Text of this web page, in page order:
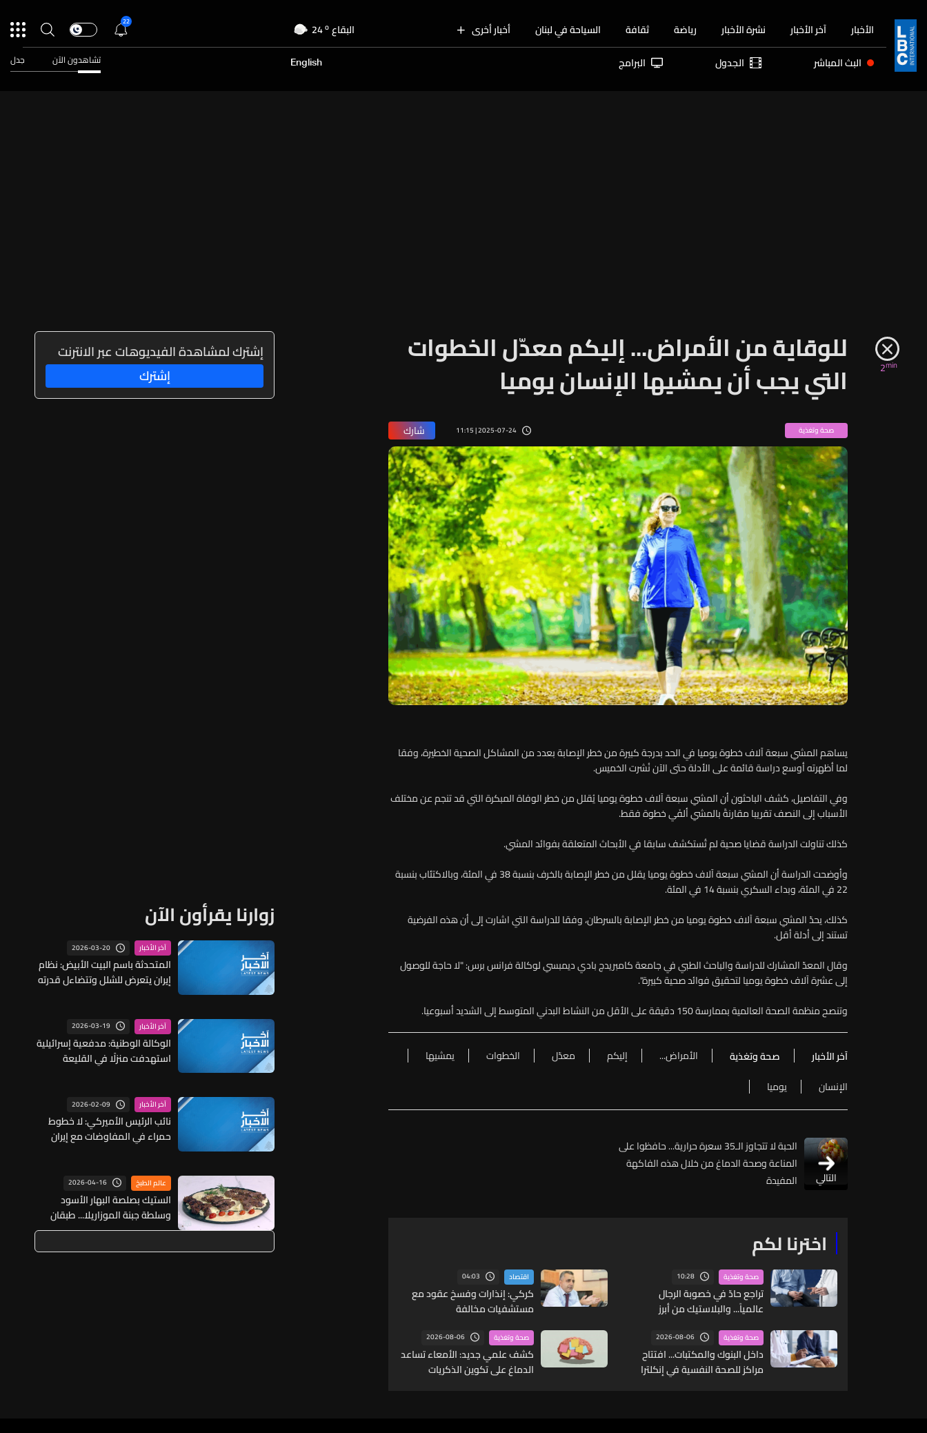
الأخبار آخر الأخبار نشرة الأخبار رياضة ثقافة السياحة في لبنان أخبار أخرى البقاع 24o
الجنوب 26o
27
22
البث المباشر الجدول البرامج English تشاهدون الآن جدل
2min للوقاية من الأمراض... إليكم معدّل الخطوات
التي يجب أن يمشيها الإنسان يوميا
صحة وتغذية 2025-07-24 | 11:15 شارك
يساهم المشي سبعة آلاف خطوة يوميا في الحد بدرجة كبيرة من خطر الإصابة بعدد من المشاكل الصحية الخطيرة، وفقا
لما أظهرته أوسع دراسة قائمة على الأدلة حتى الآن نُشرت الخميس.
وفي التفاصيل، كشف الباحثون أن المشي سبعة آلاف خطوة يوميا يُقلل من خطر الوفاة المبكرة التي قد تنجم عن مختلف
الأسباب إلى النصف تقريبا مقارنةً بالمشي ألفَي خطوة فقط.
كذلك تناولت الدراسة قضايا صحية لم تُستكشف سابقا في الأبحاث المتعلقة بفوائد المشي.
وأوضحت الدراسة أن المشي سبعة آلاف خطوة يوميا يقلل من خطر الإصابة بالخرف بنسبة 38 في المئة، وبالاكتئاب بنسبة
22 في المئة، وبداء السكري بنسبة 14 في المئة.
كذلك، يحدّ المشي سبعة آلاف خطوة يوميا من خطر الإصابة بالسرطان، وفقا للدراسة التي اشارت إلى أن هذه الفرضية
تستند إلى أدلة أقل.
وقال المعدّ المشارك للدراسة والباحث الطبي في جامعة كامبريدج بادي ديمبسي لوكالة فرانس برس: "لا حاجة للوصول
إلى عشرة آلاف خطوة يوميا لتحقيق فوائد صحية كبيرة".
وتنصح منظمة الصحة العالمية بممارسة 150 دقيقة على الأقل من النشاط البدني المتوسط إلى الشديد أسبوعيا.
آخر الأخبار صحة وتغذية الأمراض... إليكم معدّل الخطوات
يمشيها
الإنسان
يوميا
التالي
الحبة لا تتجاوز الـ35 سعرة حرارية... حافظوا على
المناعة وصحة الدماغ من خلال هذه الفاكهة
المفيدة
اخترنا لكم
صحة وتغذية 10:28
تراجع حادّ في خصوبة الرجال
عالمياً... والبلاستيك من أبرز
اقتصاد 04:03
كركي: إنذارات وفسخ عقود مع
مستشفيات مخالفة
صحة وتغذية 2026-08-06
داخل البنوك والمكتبات... افتتاح
مراكز للصحة النفسية في إنكلترا
صحة وتغذية 2026-08-06
كشف علمي جديد: الأمعاء تساعد
الدماغ على تكوين الذكريات
إشترك لمشاهدة الفيديوهات عبر الانترنت
إشترك
زوارنا يقرأون الآن
آخر الأخبار 2026-03-20
المتحدثة باسم البيت الأبيض: نظام
إيران يتعرض للشلل وتتضاءل قدرته
آخر الأخبار 2026-03-19
الوكالة الوطنية: مدفعية إسرائيلية
استهدفت منزلًا في القليعة
آخر الأخبار 2026-02-09
نائب الرئيس الأميركي: لا خطوط
حمراء في المفاوضات مع إيران
عالم الطبخ 2026-04-16
الستيك بصلصة البهار الأسود
وسلطة جبنة الموزاريلا... طبقان
مميزان على طريقة الشيف فادي